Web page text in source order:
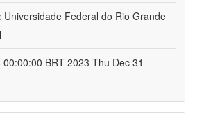
Universidade Federal do Rio Grande
00:00:00 BRT 2023-Thu Dec 31